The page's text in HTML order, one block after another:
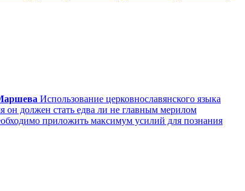
Использование церковнославянского языка
он должен стать едва ли не главным мерилом
приложить максимум усилий для познания